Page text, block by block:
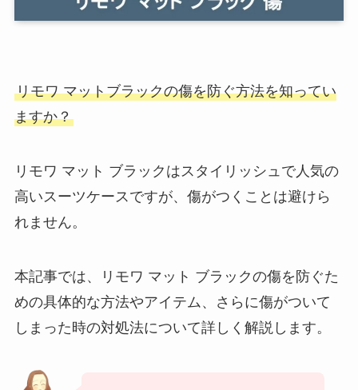
リモワ マットブラックの傷を防ぐ方法を知ってい
ますか？
リモワ マット ブラックはスタイリッシュで人気の
高いスーツケースですが、傷がつくことは避けら
れません。
本記事では、リモワ マット ブラックの傷を防ぐた
めの具体的な方法やアイテム、さらに傷がついて
しまった時の対処法について詳しく解説します。